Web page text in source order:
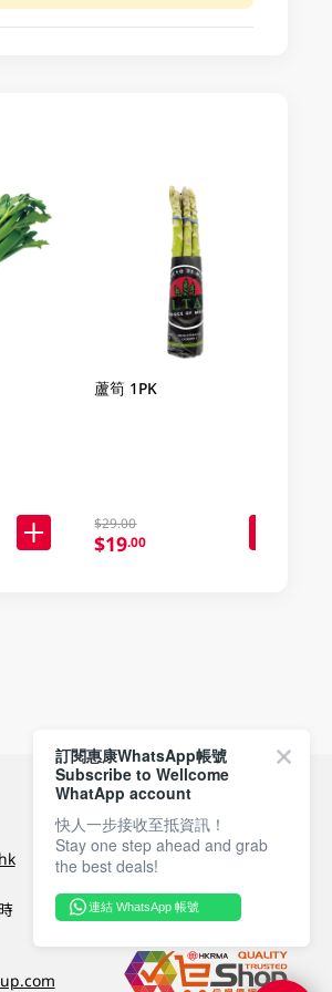
蘆筍 1PK
$29.00
$19.00
付款方式
關注我們
訂閱惠康WhatsApp帳號
Subscribe to Wellcome
WhatApp account
快人一步接收至抵資訊！
Stay one step ahead and grab
the best deals!
連結 WhatsApp 帳號